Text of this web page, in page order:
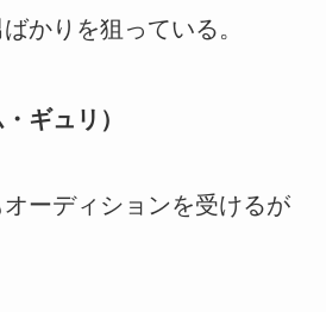
かりを狙っている。
ギュリ）
ーディションを受けるが